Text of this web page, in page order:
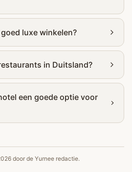
luxe winkelen?
in Duitsland?
een goede optie voor
door de Yurnee redactie.